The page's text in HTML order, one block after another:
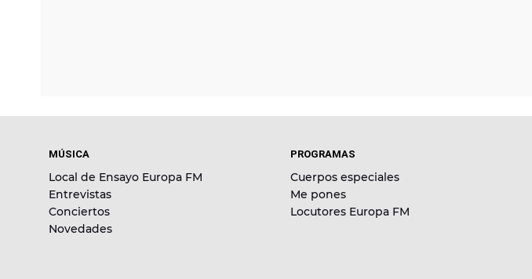
MÚSICA
Local de Ensayo Europa FM
Entrevistas
Conciertos
Novedades
PROGRAMAS
Cuerpos especiales
Me pones
Locutores Europa FM